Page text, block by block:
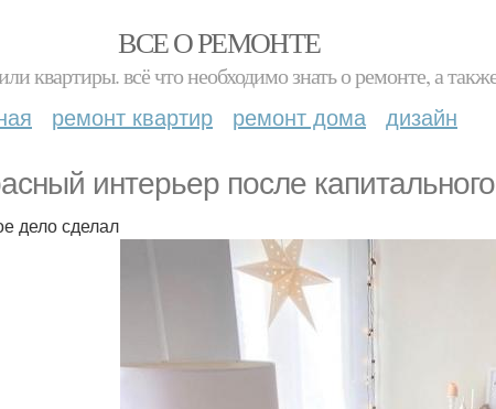
ВСЕ О РЕМОНТЕ
квартиры. всё что необходимо знать о ремонте, а
ремонт квартир ремонт дома дизайн
интерьер после
дело сделал